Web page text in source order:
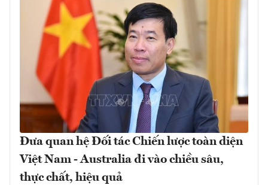
Đưa quan hệ Đối tác Chiến lược toàn diện
Việt Nam - Australia đi vào chiều sâu,
thực chất, hiệu quả